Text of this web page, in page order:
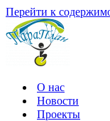
Перейти к
О нас
Новости
Проекты